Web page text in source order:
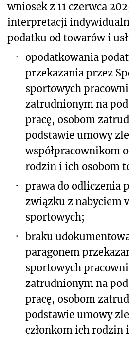
wniosek z 11 czerwca
interpretacji
podatku od towarów i
·
opodatkowania
przekazania przez
sportowych
zatrudnionym na
pracę, osobom
podstawie umowy
współpracownikom
rodzin i ich osobom
· prawa do odliczenia
związku z nabyciem
sportowych;
· braku
paragonem
sportowych
zatrudnionym na
pracę, osobom
podstawie umowy
członkom ich rodzin